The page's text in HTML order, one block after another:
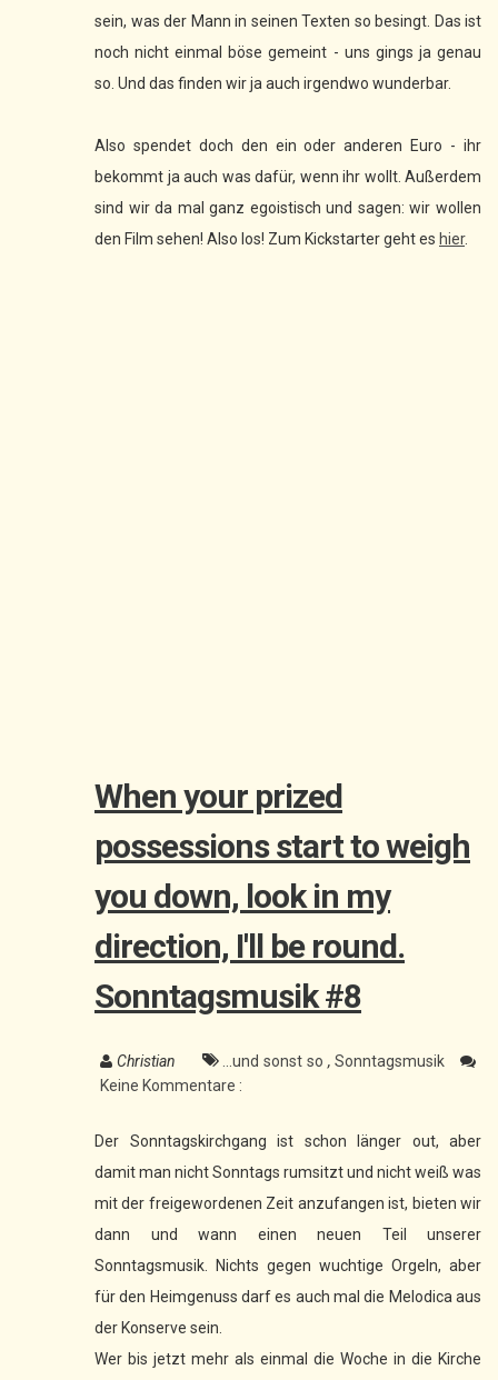
sein, was der Mann in seinen Texten so besingt. Das ist
noch nicht einmal böse gemeint - uns gings ja genau
so. Und das finden wir ja auch irgendwo wunderbar.
Also spendet doch den ein oder anderen Euro - ihr
bekommt ja auch was dafür, wenn ihr wollt. Außerdem
sind wir da mal ganz egoistisch und sagen: wir wollen
den Film sehen! Also los! Zum Kickstarter geht es hier.
When your prized
possessions start to weigh
you down, look in my
direction, I'll be round.
Sonntagsmusik #8
Christian ...und sonst so ,Sonntagsmusik
Keine Kommentare :
Der Sonntagskirchgang ist schon länger out, aber
damit man nicht Sonntags rumsitzt und nicht weiß was
mit der freigewordenen Zeit anzufangen ist, bieten wir
dann und wann einen neuen Teil unserer
Sonntagsmusik. Nichts gegen wuchtige Orgeln, aber
für den Heimgenuss darf es auch mal die Melodica aus
der Konserve sein.
Wer bis jetzt mehr als einmal die Woche in die Kirche